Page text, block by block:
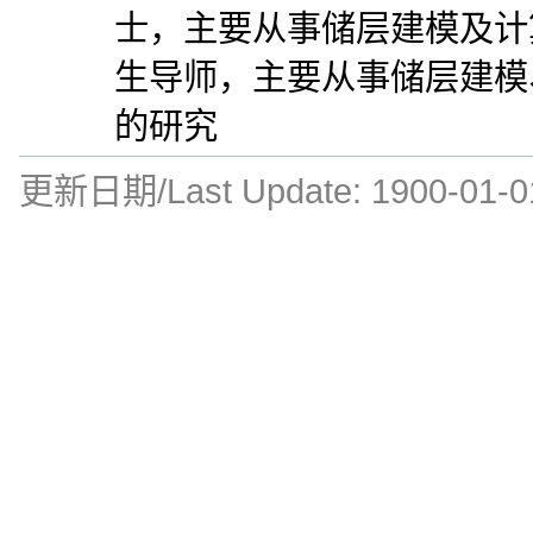
士，主要从事储层建模及
生导师，主要从事储层建
的研究
更新日期/Last Update: 1900-01-